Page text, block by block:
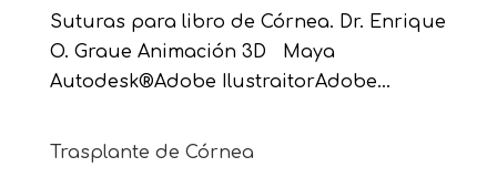
Suturas para libro de Córnea. Dr. Enrique
O. Graue Animación 3D Maya
Autodesk®Adobe IlustraitorAdobe...
Trasplante de Córnea